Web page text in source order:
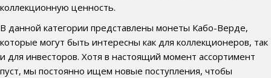
коллекционную ценность.
В данной категории представлены монеты Кабо-Верде,
которые могут быть интересны как для коллекционеров, так
и для инвесторов. Хотя в настоящий момент ассортимент
пуст, мы постоянно ищем новые поступления, чтобы